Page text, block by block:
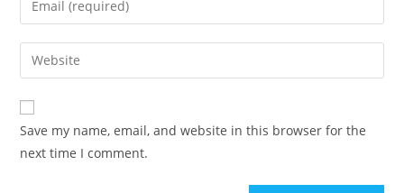
Save my name, email, and website in this browser for the
next time I comment.